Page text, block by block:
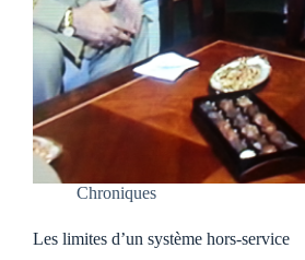
Chroniques
Les limites d’un système hors-service